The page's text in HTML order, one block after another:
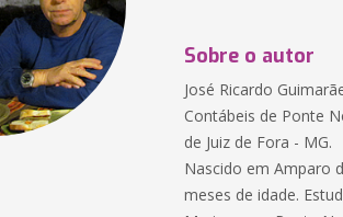
Sobre o autor
José Ricardo
Contábeis de Ponte
de Juiz de Fora - MG.
Nascido em Amparo
meses de idade.